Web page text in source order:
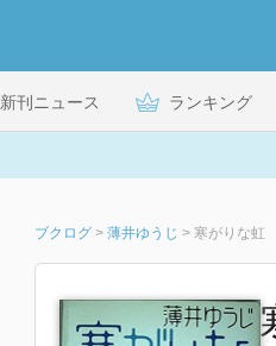
新刊ニュース ランキング
ブクログ > 薄井ゆうじ > 寒がりな虹